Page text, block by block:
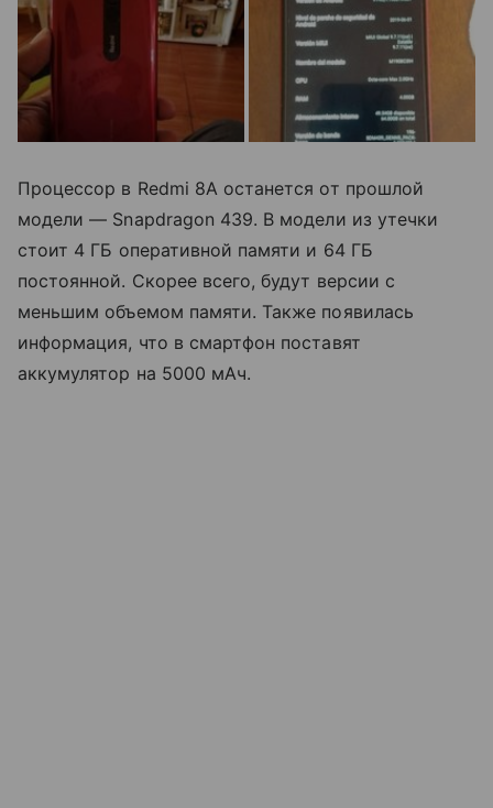
Процессор в Redmi 8A останется от прошлой
модели — Snapdragon 439. В модели из утечки
стоит 4 ГБ оперативной памяти и 64 ГБ
постоянной. Скорее всего, будут версии с
меньшим объемом памяти. Также появилась
информация, что в смартфон поставят
аккумулятор на 5000 мАч.